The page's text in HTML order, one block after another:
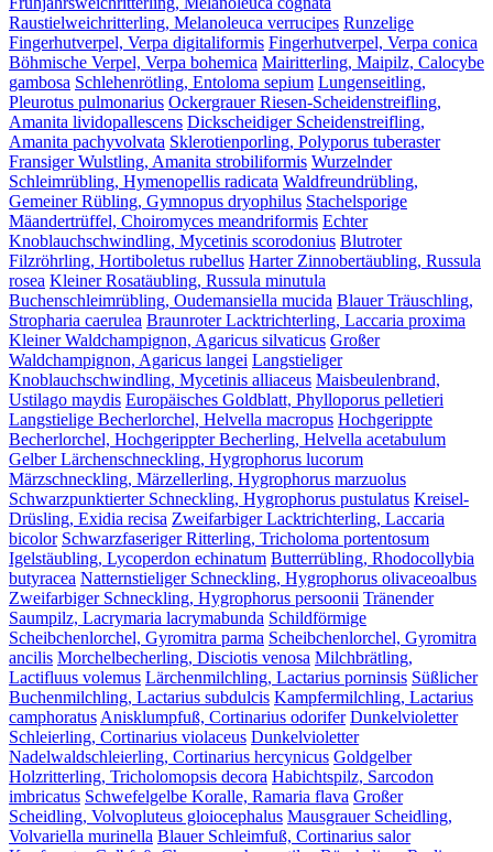
Raustielweichritterling, Melanoleuca verrucipes Runzelige
Fingerhutverpel, Verpa digitaliformis Fingerhutverpel, Verpa conica
Böhmische Verpel, Verpa bohemica Mairitterling, Maipilz, Calocybe
gambosa Schlehenrötling, Entoloma sepium Lungenseitling,
Pleurotus pulmonarius Ockergrauer Riesen-Scheidenstreifling,
Amanita lividopallescens Dickscheidiger Scheidenstreifling,
Amanita pachyvolvata Sklerotienporling, Polyporus tuberaster
Fransiger Wulstling, Amanita strobiliformis Wurzelnder
Schleimrübling, Hymenopellis radicata Waldfreundrübling,
Gemeiner Rübling, Gymnopus dryophilus Stachelsporige
Mäandertrüffel, Choiromyces meandriformis Echter
Knoblauchschwindling, Mycetinis scorodonius Blutroter
Filzröhrling, Hortiboletus rubellus Harter Zinnobertäubling, Russula
rosea Kleiner Rosatäubling, Russula minutula
Buchenschleimrübling, Oudemansiella mucida Blauer Träuschling,
Stropharia caerulea Braunroter Lacktrichterling, Laccaria proxima
Kleiner Waldchampignon, Agaricus silvaticus Großer
Waldchampignon, Agaricus langei Langstieliger
Knoblauchschwindling, Mycetinis alliaceus Maisbeulenbrand,
Ustilago maydis Europäisches Goldblatt, Phylloporus pelletieri
Langstielige Becherlorchel, Helvella macropus Hochgerippte
Becherlorchel, Hochgerippter Becherling, Helvella acetabulum
Gelber Lärchenschneckling, Hygrophorus lucorum
Märzschneckling, Märzellerling, Hygrophorus marzuolus
Schwarzpunktierter Schneckling, Hygrophorus pustulatus Kreisel-
Drüsling, Exidia recisa Zweifarbiger Lacktrichterling, Laccaria
bicolor Schwarzfaseriger Ritterling, Tricholoma portentosum
Igelstäubling, Lycoperdon echinatum Butterrübling, Rhodocollybia
butyracea Natternstieliger Schneckling, Hygrophorus olivaceoalbus
Zweifarbiger Schneckling, Hygrophorus persoonii Tränender
Saumpilz, Lacrymaria lacrymabunda Schildförmige
Scheibchenlorchel, Gyromitra parma Scheibchenlorchel, Gyromitra
ancilis Morchelbecherling, Disciotis venosa Milchbrätling,
Lactifluus volemus Lärchenmilchling, Lactarius porninsis Süßlicher
Buchenmilchling, Lactarius subdulcis Kampfermilchling, Lactarius
camphoratusAnisklumpfuß, Cortinarius odorifer Dunkelvioletter
Schleierling, Cortinarius violaceus Dunkelvioletter
Nadelwaldschleierling, Cortinarius hercynicus Goldgelber
Holzritterling, Tricholomopsis decora Habichtspilz, Sarcodon
imbricatus Schwefelgelbe Koralle, Ramaria flava Großer
Scheidling, Volvopluteus gloiocephalus Mausgrauer Scheidling,
Volvariella murinella Blauer Schleimfuß, Cortinarius salor